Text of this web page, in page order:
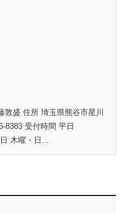
盛 住所 埼玉県熊谷市星川
8383 受付時間 平日
木曜・日...